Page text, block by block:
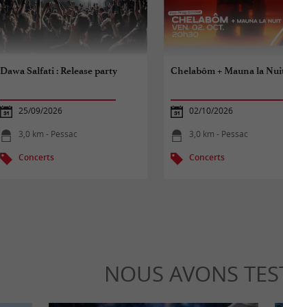
Dawa Salfati : Release party
25/09/2026
3,0 km - Pessac
Concerts
Chelabôm + Mauna la
02/10/2026
3,0 km - Pessac
Concerts
NOUS AVONS